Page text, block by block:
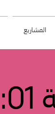
المشاريع